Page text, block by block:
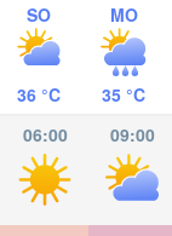
SO
36 °C
MO
35 °C
06:00 09:00